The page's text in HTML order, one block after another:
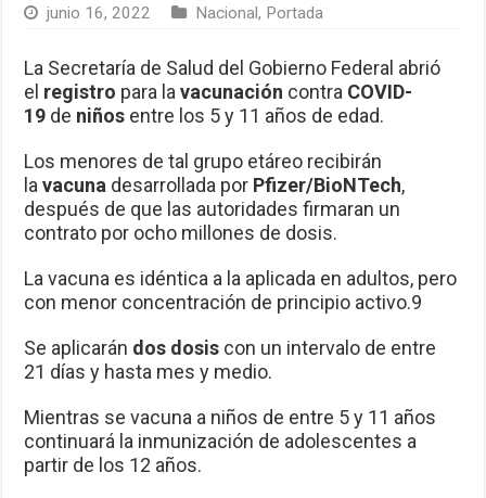
junio 16, 2022 Nacional, Portada
La Secretaría de Salud del Gobierno Federal abrió
el registro para lavacunación contra COVID-
19 de niños entre los 5 y 11 años de edad.
Los menores de tal grupo etáreo recibirán
lavacuna desarrollada por Pfizer/BioNTech,
después de que las autoridades firmaran un
contrato por ocho millones de dosis.
La vacuna es idéntica a la aplicada en adultos, pero
con menor concentración de principio activo.9
Se aplicarán dos dosis con un intervalo de entre
21 días y hasta mes y medio.
Mientras se vacuna a niños de entre 5 y 11 años
continuará la inmunización de adolescentes a
partir de los 12 años.